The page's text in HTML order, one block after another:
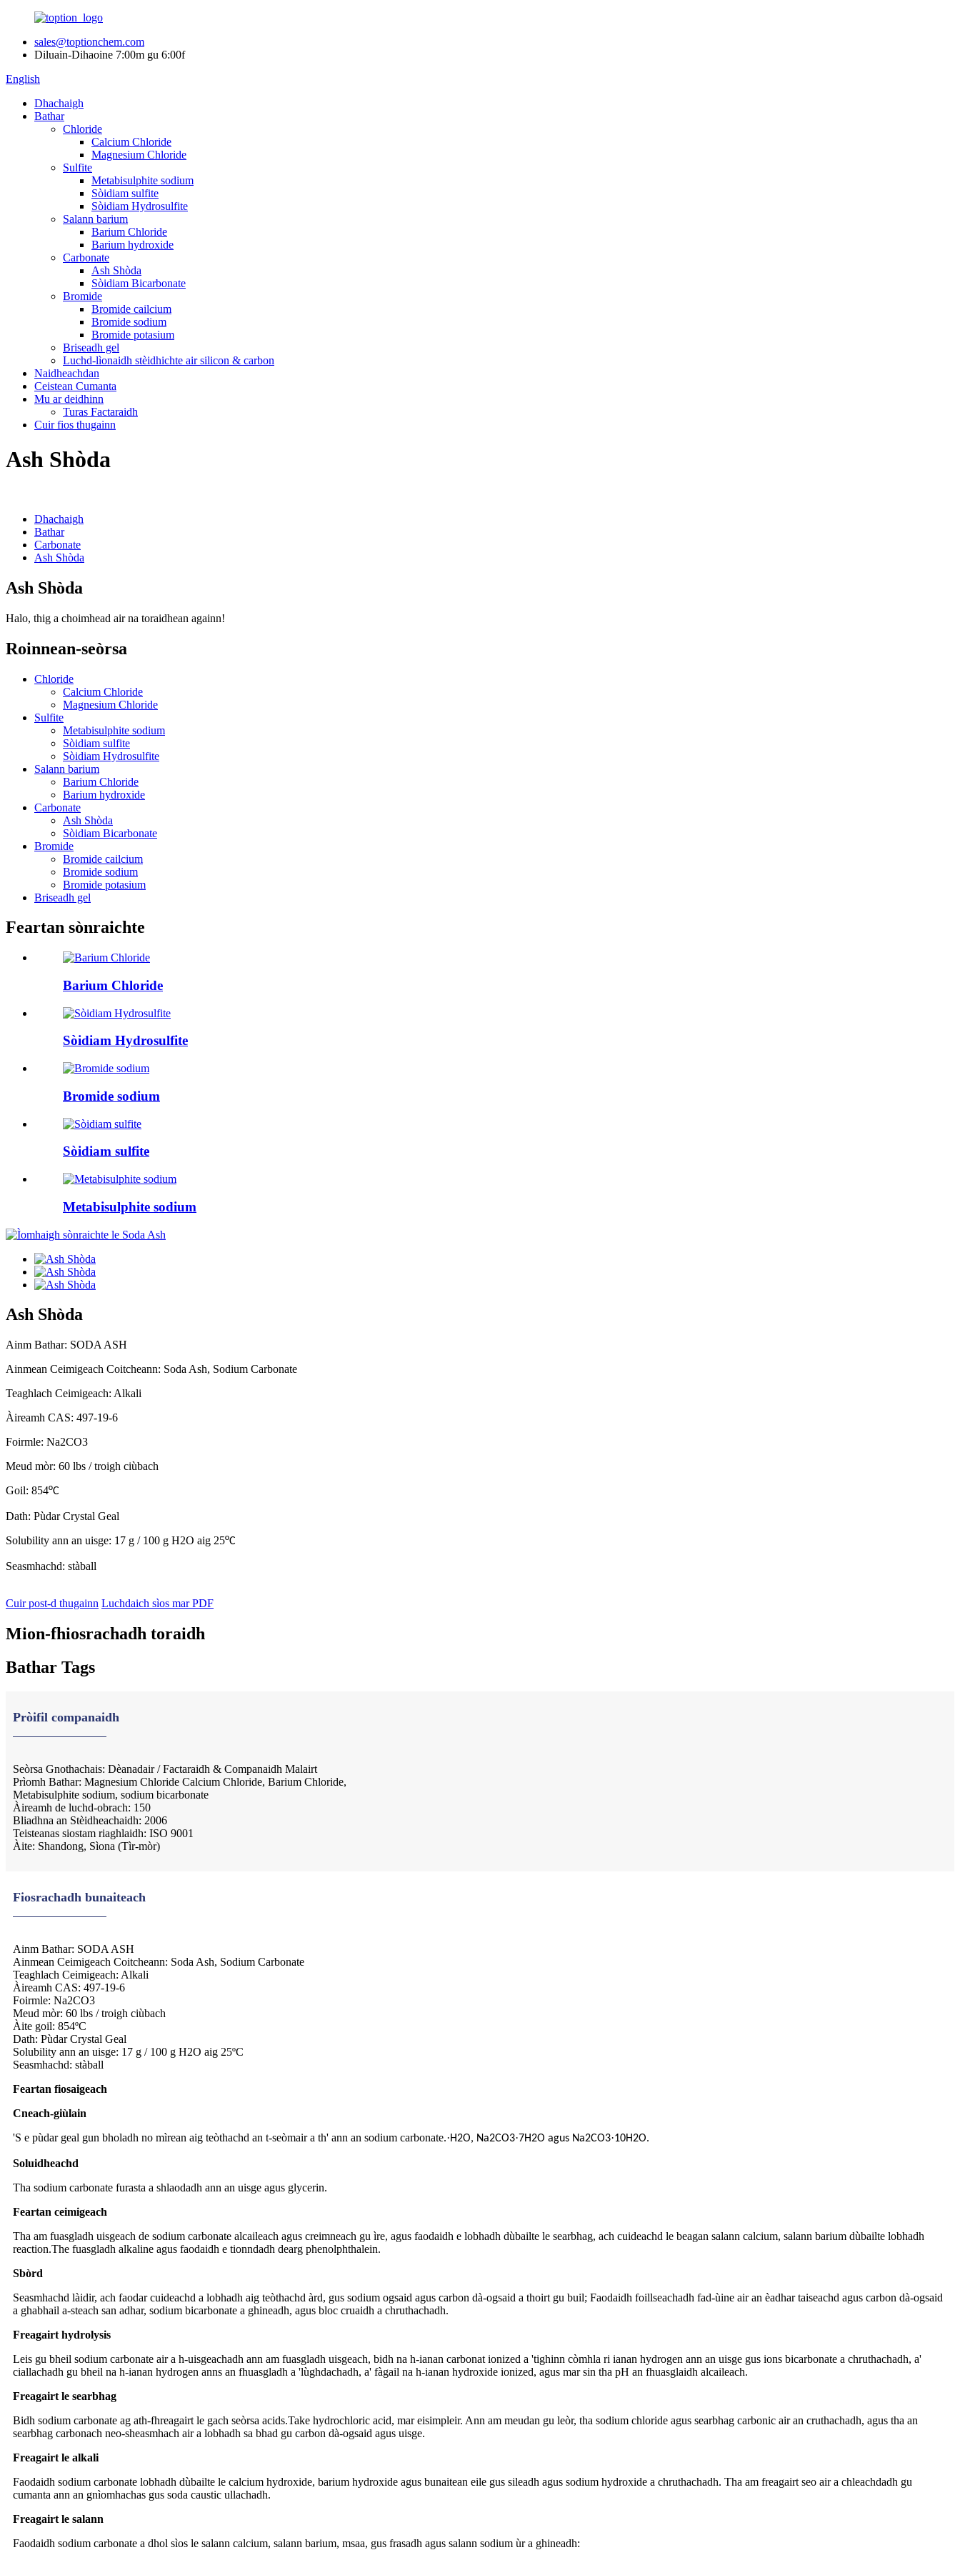
sales@toptionchem.com
Diluain-Dihaoine 7:00m gu 6:00f
English
Dhachaigh
Bathar
Chloride
Calcium Chloride
Magnesium Chloride
Sulfite
Metabisulphite sodium
Sòidiam sulfite
Sòidiam Hydrosulfite
Salann barium
Barium Chloride
Barium hydroxide
Carbonate
Ash Shòda
Sòidiam Bicarbonate
Bromide
Bromide cailcium
Bromide sodium
Bromide potasium
Briseadh gel
Luchd-lìonaidh stèidhichte air silicon & carbon
Naidheachdan
Ceistean Cumanta
Mu ar deidhinn
Turas Factaraidh
Cuir fios thugainn
Ash Shòda
Dhachaigh
Bathar
Carbonate
Ash Shòda
Ash Shòda
Halo, thig a choimhead air na toraidhean againn!
Roinnean-seòrsa
Chloride
Calcium Chloride
Magnesium Chloride
Sulfite
Metabisulphite sodium
Sòidiam sulfite
Sòidiam Hydrosulfite
Salann barium
Barium Chloride
Barium hydroxide
Carbonate
Ash Shòda
Sòidiam Bicarbonate
Bromide
Bromide cailcium
Bromide sodium
Bromide potasium
Briseadh gel
Feartan sònraichte
Barium Chloride
Sòidiam Hydrosulfite
Bromide sodium
Sòidiam sulfite
Metabisulphite sodium
Ash Shòda
Ainm Bathar: SODA ASH
Ainmean Ceimigeach Coitcheann: Soda Ash, Sodium Carbonate
Teaghlach Ceimigeach: Alkali
Àireamh CAS: 497-19-6
Foirmle: Na2CO3
Meud mòr: 60 lbs / troigh ciùbach
Goil: 854ºC
Dath: Pùdar Crystal Geal
Solubility ann an uisge: 17 g / 100 g H2O aig 25ºC
Seasmhachd: stàball
Cuir post-d thugainn Luchdaich sìos mar PDF
Mion-fhiosrachadh toraidh
Bathar Tags
Pròifil companaidh
Seòrsa Gnothachais: Dèanadair / Factaraidh & Companaidh Malairt
Prìomh Bathar: Magnesium Chloride Calcium Chloride, Barium Chloride,
Metabisulphite sodium, sodium bicarbonate
Àireamh de luchd-obrach: 150
Bliadhna an Stèidheachaidh: 2006
Teisteanas siostam riaghlaidh: ISO 9001
Àite: Shandong, Sìona (Tìr-mòr)
Fiosrachadh bunaiteach
Ainm Bathar: SODA ASH
Ainmean Ceimigeach Coitcheann: Soda Ash, Sodium Carbonate
Teaghlach Ceimigeach: Alkali
Àireamh CAS: 497-19-6
Foirmle: Na2CO3
Meud mòr: 60 lbs / troigh ciùbach
Àite goil: 854ºC
Dath: Pùdar Crystal Geal
Solubility ann an uisge: 17 g / 100 g H2O aig 25ºC
Seasmhachd: stàball
Feartan fiosaigeach
Cneach-giùlain
'S e pùdar geal gun bholadh no mìrean aig teòthachd an t-seòmair a th' ann an sodium carbonate.·H2O, Na2CO3·7H2O agus Na2CO3·10H2O.
Soluidheachd
Tha sodium carbonate furasta a shlaodadh ann an uisge agus glycerin.
Feartan ceimigeach
Tha am fuasgladh uisgeach de sodium carbonate alcaileach agus creimneach gu ìre, agus faodaidh e lobhadh dùbailte le searbhag, ach cuideachd le beagan salann calcium, salann barium dùbailte lobhadh
reaction.The fuasgladh alkaline agus faodaidh e tionndadh dearg phenolphthalein.
Sbòrd
Seasmhachd làidir, ach faodar cuideachd a lobhadh aig teòthachd àrd, gus sodium ogsaid agus carbon dà-ogsaid a thoirt gu buil; Faodaidh foillseachadh fad-ùine air an èadhar taiseachd agus carbon dà-ogsaid
a ghabhail a-steach san adhar, sodium bicarbonate a ghineadh, agus bloc cruaidh a chruthachadh.
Freagairt hydrolysis
Leis gu bheil sodium carbonate air a h-uisgeachadh ann am fuasgladh uisgeach, bidh na h-ianan carbonat ionized a 'tighinn còmhla ri ianan hydrogen ann an uisge gus ions bicarbonate a chruthachadh, a'
ciallachadh gu bheil na h-ianan hydrogen anns an fhuasgladh a 'lùghdachadh, a' fàgail na h-ianan hydroxide ionized, agus mar sin tha pH an fhuasglaidh alcaileach.
Freagairt le searbhag
Bidh sodium carbonate ag ath-fhreagairt le gach seòrsa acids.Take hydrochloric acid, mar eisimpleir. Ann am meudan gu leòr, tha sodium chloride agus searbhag carbonic air an cruthachadh, agus tha an
searbhag carbonach neo-sheasmhach air a lobhadh sa bhad gu carbon dà-ogsaid agus uisge.
Freagairt le alkali
Faodaidh sodium carbonate lobhadh dùbailte le calcium hydroxide, barium hydroxide agus bunaitean eile gus sileadh agus sodium hydroxide a chruthachadh. Tha am freagairt seo air a chleachdadh gu
cumanta ann an gnìomhachas gus soda caustic ullachadh.
Freagairt le salann
Faodaidh sodium carbonate a dhol sìos le salann calcium, salann barium, msaa, gus frasadh agus salann sodium ùr a ghineadh: